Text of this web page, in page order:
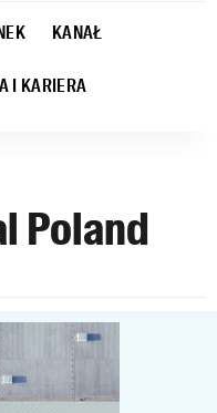
KANAŁ
I KARIERA
Poland